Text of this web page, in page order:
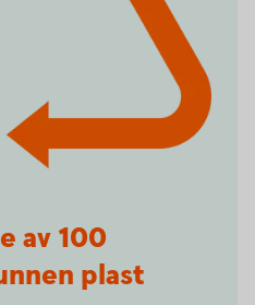
av 100
plast